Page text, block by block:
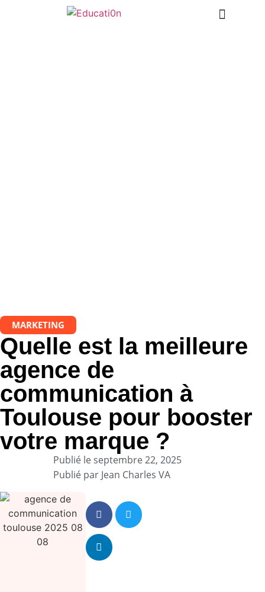
MARKETING
Quelle est la meilleure
agence de
communication à
Toulouse pour booster
votre marque ?
Publié le septembre 22, 2025
Publié par Jean Charles VA